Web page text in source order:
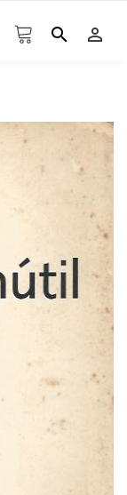
search person_outline